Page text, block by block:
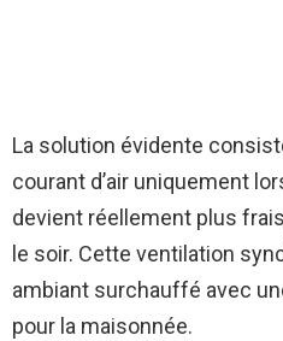
La solution évidente
courant d’air uniquement
devient réellement plus
le soir. Cette ventilation
ambiant surchauffé avec
pour la maisonnée.